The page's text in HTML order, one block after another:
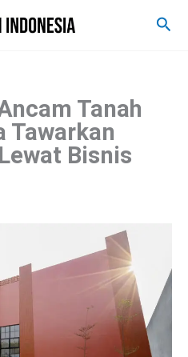
Cari
Tanah
Tawarkan
Bisnis